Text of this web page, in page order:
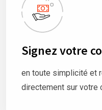
Signez votre
en toute simplicité et
directement sur votre